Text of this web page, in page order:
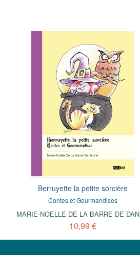
Berruyette la petite sorcière
Contes et Gourmandises
MARIE-NOELLE DE LA BARRE DE
10,99 €